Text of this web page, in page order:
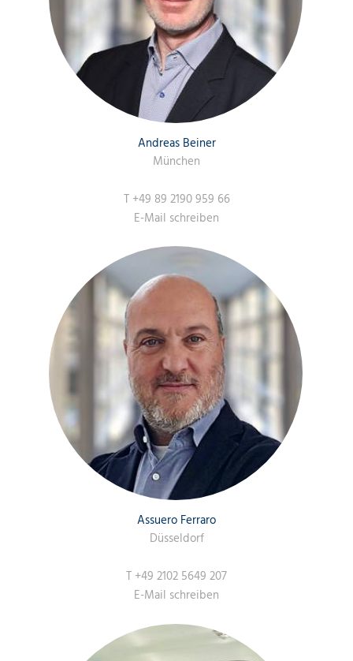
Andreas Beiner
München
T +49 89 2190 959 66
E-Mail schreiben
Assuero Ferraro
Düsseldorf
T +49 2102 5649 207
E-Mail schreiben